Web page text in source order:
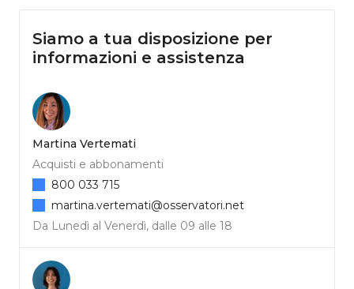
Siamo a tua disposizione per
informazioni e assistenza
Martina Vertemati
Acquisti e abbonamenti
Da Lunedì al Venerdì, dalle 09 alle 18
800 033 715
martina.vertemati@osservatori.net